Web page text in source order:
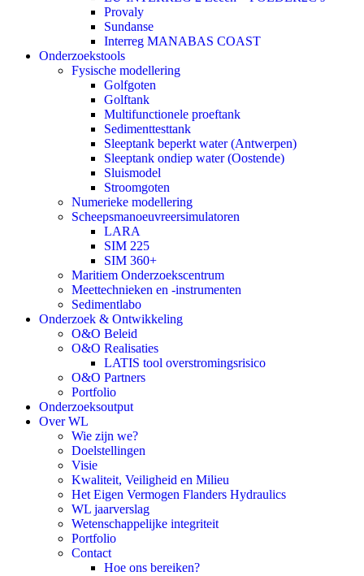
Provaly
Sundanse
Interreg MANABAS COAST
Onderzoekstools
Fysische modellering
Golfgoten
Golftank
Multifunctionele proeftank
Sedimenttesttank
Sleeptank beperkt water (Antwerpen)
Sleeptank ondiep water (Oostende)
Sluismodel
Stroomgoten
Numerieke modellering
Scheepsmanoeuvreersimulatoren
LARA
SIM 225
SIM 360+
Maritiem Onderzoekscentrum
Meettechnieken en -instrumenten
Sedimentlabo
Onderzoek & Ontwikkeling
O&O Beleid
O&O Realisaties
LATIS tool overstromingsrisico
O&O Partners
Portfolio
Onderzoeksoutput
Over WL
Wie zijn we?
Doelstellingen
Visie
Kwaliteit, Veiligheid en Milieu
Het Eigen Vermogen Flanders Hydraulics
WL jaarverslag
Wetenschappelijke integriteit
Portfolio
Contact
Hoe ons bereiken?